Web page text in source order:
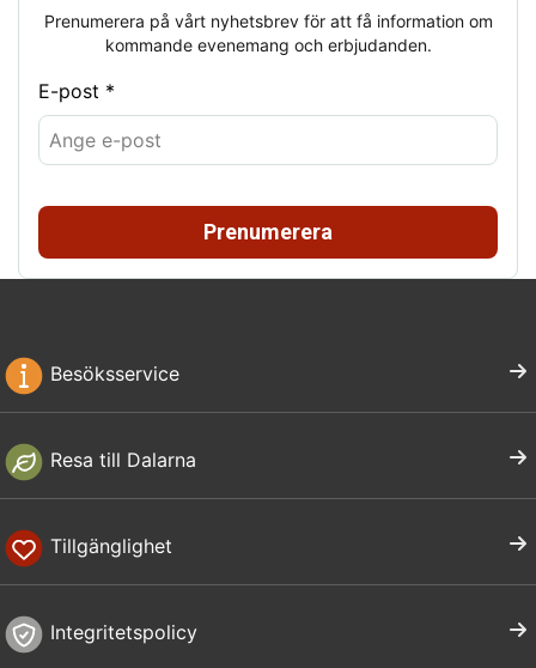
Prenumerera på vårt nyhetsbrev för att få information om
kommande evenemang och erbjudanden.
E-post *
Prenumerera
Besöksservice
Resa till Dalarna
Tillgänglighet
Integritetspolicy